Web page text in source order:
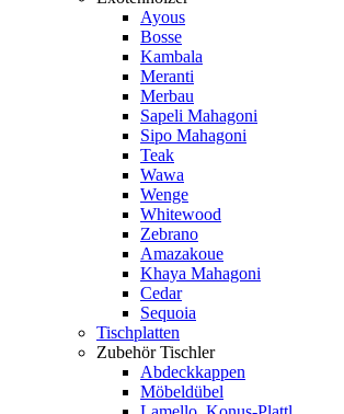
Ayous
Bosse
Kambala
Meranti
Merbau
Sapeli Mahagoni
Sipo Mahagoni
Teak
Wawa
Wenge
Whitewood
Zebrano
Amazakoue
Khaya Mahagoni
Cedar
Sequoia
Tischplatten
Zubehör Tischler
Abdeckkappen
Möbeldübel